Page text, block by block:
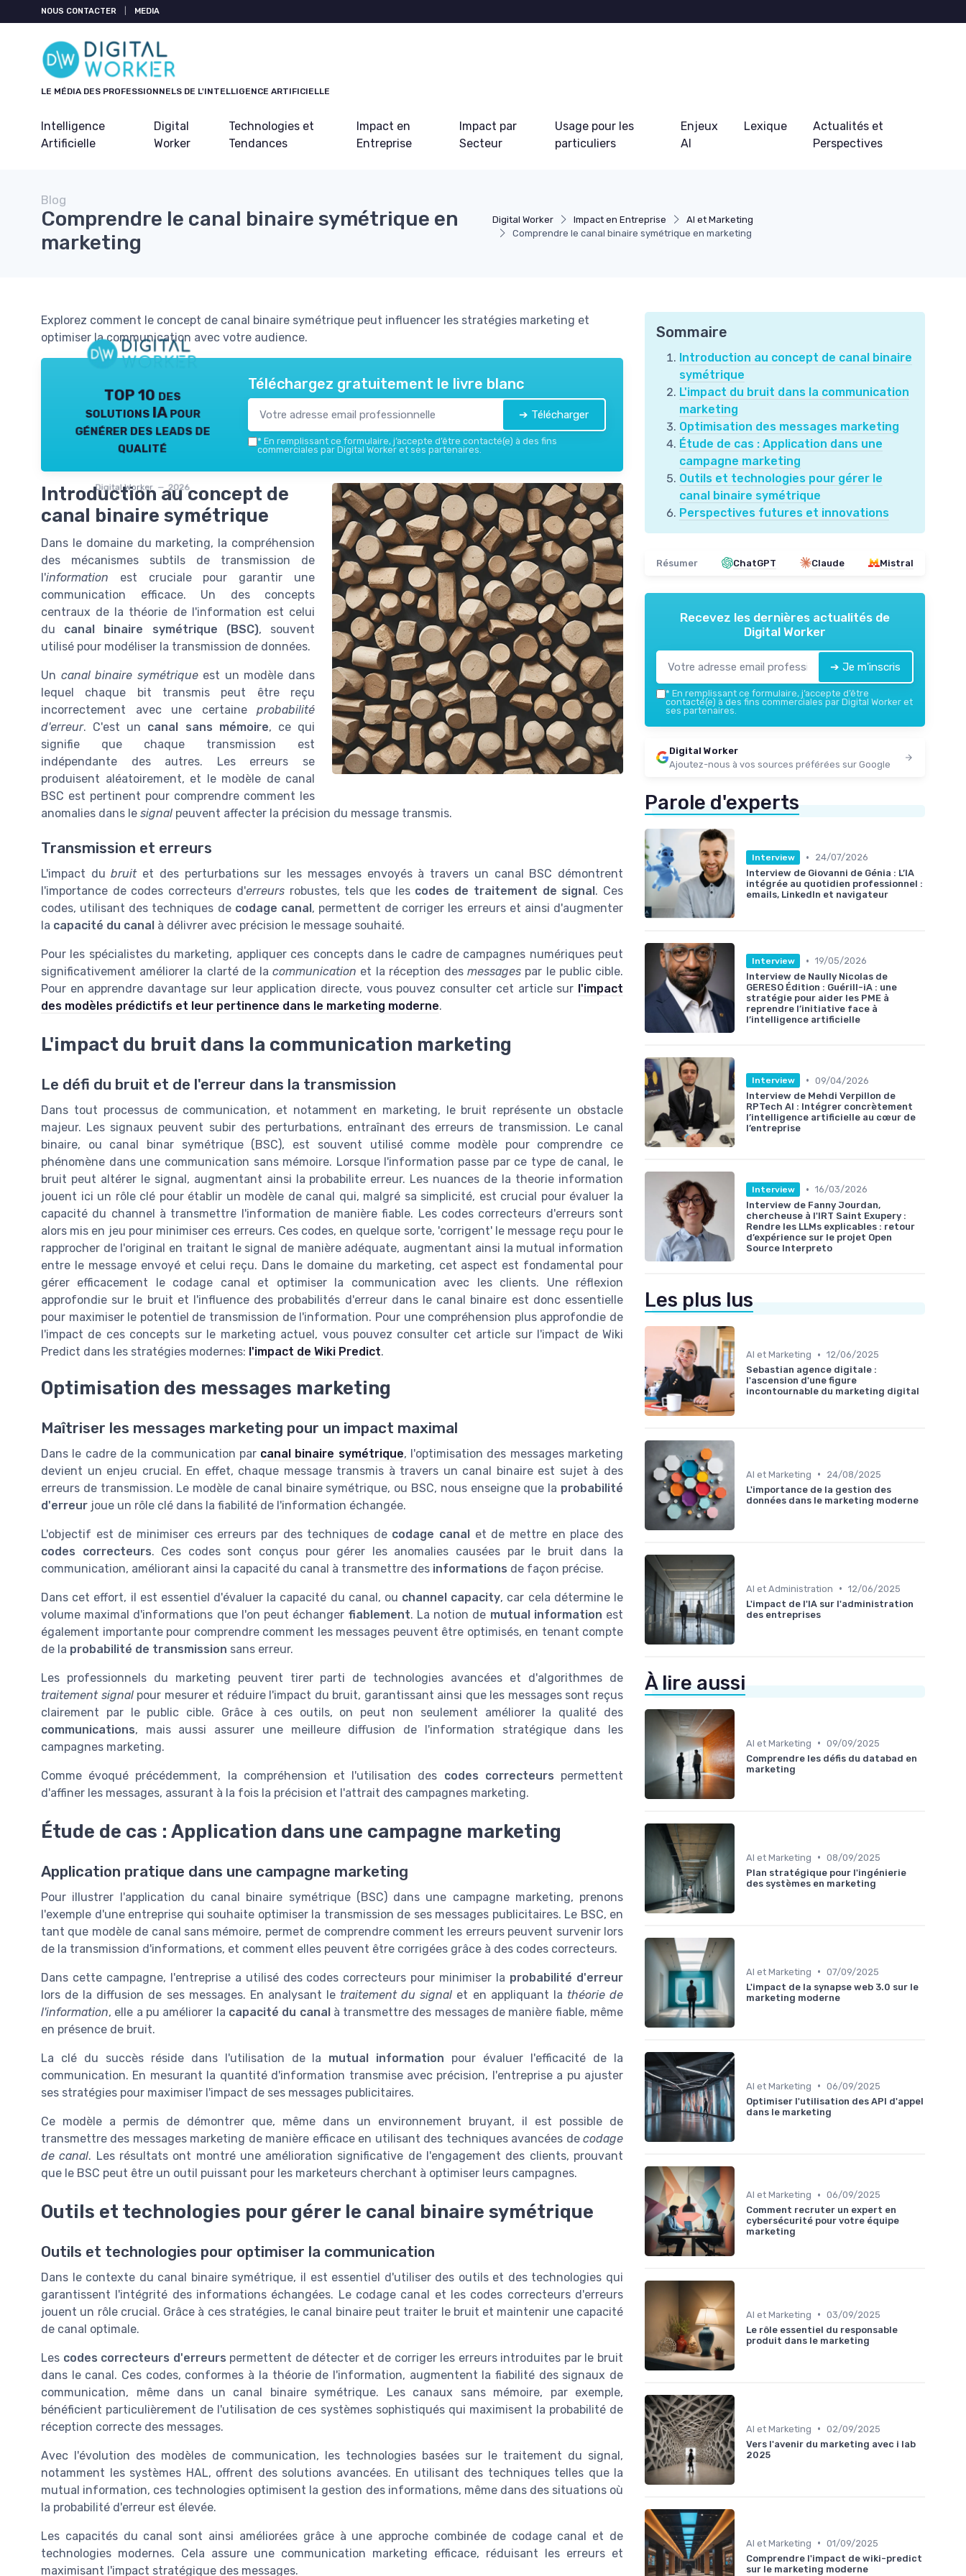
NOUS CONTACTER MEDIA
LE MÉDIA DES PROFESSIONNELS DE L'INTELLIGENCE ARTIFICIELLE
Intelligence
Artificielle
Digital
Worker
Technologies et
Tendances
Impact en
Entreprise
Impact par
Secteur
Usage pour les
particuliers
Enjeux
AI
Lexique
Actualités et
Perspectives
Digital Worker Impact en Entreprise
AI et Marketing
Comprendre le canal binaire symétrique en marketing
Blog
Comprendre le canal binaire symétrique en
marketing
Explorez comment le concept de canal binaire symétrique peut influencer les stratégies marketing et
optimiser la communication avec votre audience.
TOP 10 des
solutions IA pour
générer des leads de
qualité
Digital Worker — 2026
Téléchargez gratuitement le livre blanc
➔ Télécharger
* En remplissant ce formulaire, j’accepte d’être contacté(e) à des fins
commerciales par Digital Worker et ses partenaires.
Introduction au concept de
canal binaire symétrique
Dans le domaine du marketing, la compréhension
des mécanismes subtils de transmission de
l'information est cruciale pour garantir une
communication efficace. Un des concepts
centraux de la théorie de l'information est celui
du canal binaire symétrique (BSC), souvent
utilisé pour modéliser la transmission de données.
Un canal binaire symétriqueest un modèle dans
lequel chaque bit transmis peut être reçu
incorrectement avec une certaine probabilité
d'erreur. C'est un canal sans mémoire, ce qui
signifie que chaque transmission est
indépendante des autres. Les erreurs se
produisent aléatoirement, et le modèle de canal
BSC est pertinent pour comprendre comment les
anomalies dans le signal peuvent affecter la précision du message transmis.
Transmission et erreurs
L'impact dubruitet des perturbations sur les messages envoyés à travers un canal BSC démontrent
l'importance de codes correcteurs d'erreursrobustes, tels que les codes de traitement de signal. Ces
codes, utilisant des techniques de codage canal, permettent de corriger les erreurs et ainsi d'augmenter
la capacité du canal à délivrer avec précision le message souhaité.
Pour les spécialistes du marketing, appliquer ces concepts dans le cadre de campagnes numériques peut
significativement améliorer la clarté de lacommunication et la réception desmessages par le public cible.
Pour en apprendre davantage sur leur application directe, vous pouvez consulter cet article sur l'impact
des modèles prédictifs et leur pertinence dans le marketing moderne.
L'impact du bruit dans la communication marketing
Le défi du bruit et de l'erreur dans la transmission
Dans tout processus de communication, et notamment en marketing, le bruit représente un obstacle
majeur. Les signaux peuvent subir des perturbations, entraînant des erreurs de transmission. Le canal
binaire, ou canal binar symétrique (BSC), est souvent utilisé comme modèle pour comprendre ce
phénomène dans une communication sans mémoire. Lorsque l'information passe par ce type de canal, le
bruit peut altérer le signal, augmentant ainsi la probabilite erreur. Les nuances de la theorie information
jouent ici un rôle clé pour établir un modèle de canal qui, malgré sa simplicité, est crucial pour évaluer la
capacité du channel à transmettre l'information de manière fiable. Les codes correcteurs d'erreurs sont
alors mis en jeu pour minimiser ces erreurs. Ces codes, en quelque sorte, 'corrigent' le message reçu pour le
rapprocher de l'original en traitant le signal de manière adéquate, augmentant ainsi la mutual information
entre le message envoyé et celui reçu. Dans le domaine du marketing, cet aspect est fondamental pour
gérer efficacement le codage canal et optimiser la communication avec les clients. Une réflexion
approfondie sur le bruit et l'influence des probabilités d'erreur dans le canal binaire est donc essentielle
pour maximiser le potentiel de transmission de l'information. Pour une compréhension plus approfondie de
l'impact de ces concepts sur le marketing actuel, vous pouvez consulter cet article sur l'impact de Wiki
Predict dans les stratégies modernes: l'impact de Wiki Predict.
Optimisation des messages marketing
Maîtriser les messages marketing pour un impact maximal
Dans le cadre de la communication par canal binaire symétrique, l'optimisation des messages marketing
devient un enjeu crucial. En effet, chaque message transmis à travers un canal binaire est sujet à des
erreurs de transmission. Le modèle de canal binaire symétrique, ou BSC, nous enseigne que la probabilité
d'erreur joue un rôle clé dans la fiabilité de l'information échangée.
L'objectif est de minimiser ces erreurs par des techniques de codage canal et de mettre en place des
codes correcteurs. Ces codes sont conçus pour gérer les anomalies causées par le bruit dans la
communication, améliorant ainsi la capacité du canal à transmettre des informations de façon précise.
Dans cet effort, il est essentiel d'évaluer la capacité du canal, ou channel capacity, car cela détermine le
volume maximal d'informations que l'on peut échanger fiablement. La notion de mutual information est
également importante pour comprendre comment les messages peuvent être optimisés, en tenant compte
de la probabilité de transmission sans erreur.
Les professionnels du marketing peuvent tirer parti de technologies avancées et d'algorithmes de
traitement signalpour mesurer et réduire l'impact du bruit, garantissant ainsi que les messages sont reçus
clairement par le public cible. Grâce à ces outils, on peut non seulement améliorer la qualité des
communications, mais aussi assurer une meilleure diffusion de l'information stratégique dans les
campagnes marketing.
Comme évoqué précédemment, la compréhension et l'utilisation des codes correcteurs permettent
d'affiner les messages, assurant à la fois la précision et l'attrait des campagnes marketing.
Étude de cas : Application dans une campagne marketing
Application pratique dans une campagne marketing
Pour illustrer l'application du canal binaire symétrique (BSC) dans une campagne marketing, prenons
l'exemple d'une entreprise qui souhaite optimiser la transmission de ses messages publicitaires. Le BSC, en
tant que modèle de canal sans mémoire, permet de comprendre comment les erreurs peuvent survenir lors
de la transmission d'informations, et comment elles peuvent être corrigées grâce à des codes correcteurs.
Dans cette campagne, l'entreprise a utilisé des codes correcteurs pour minimiser la probabilité d'erreur
lors de la diffusion de ses messages. En analysant le traitement du signal et en appliquant la théorie de
l'information, elle a pu améliorer la capacité du canalà transmettre des messages de manière fiable, même
en présence de bruit.
La clé du succès réside dans l'utilisation de la mutual information pour évaluer l'efficacité de la
communication. En mesurant la quantité d'information transmise avec précision, l'entreprise a pu ajuster
ses stratégies pour maximiser l'impact de ses messages publicitaires.
Ce modèle a permis de démontrer que, même dans un environnement bruyant, il est possible de
transmettre des messages marketing de manière efficace en utilisant des techniques avancées de codage
de canal. Les résultats ont montré une amélioration significative de l'engagement des clients, prouvant
que le BSC peut être un outil puissant pour les marketeurs cherchant à optimiser leurs campagnes.
Outils et technologies pour gérer le canal binaire symétrique
Outils et technologies pour optimiser la communication
Dans le contexte du canal binaire symétrique, il est essentiel d'utiliser des outils et des technologies qui
garantissent l'intégrité des informations échangées. Le codage canal et les codes correcteurs d'erreurs
jouent un rôle crucial. Grâce à ces stratégies, le canal binaire peut traiter le bruit et maintenir une capacité
de canal optimale.
Les codes correcteurs d'erreurs permettent de détecter et de corriger les erreurs introduites par le bruit
dans le canal. Ces codes, conformes à la théorie de l'information, augmentent la fiabilité des signaux de
communication, même dans un canal binaire symétrique. Les canaux sans mémoire, par exemple,
bénéficient particulièrement de l'utilisation de ces systèmes sophistiqués qui maximisent la probabilité de
réception correcte des messages.
Avec l'évolution des modèles de communication, les technologies basées sur le traitement du signal,
notamment les systèmes HAL, offrent des solutions avancées. En utilisant des techniques telles que la
mutual information, ces technologies optimisent la gestion des informations, même dans des situations où
la probabilité d'erreur est élevée.
Les capacités du canal sont ainsi améliorées grâce à une approche combinée de codage canal et de
technologies modernes. Cela assure une communication marketing efficace, réduisant les erreurs et
maximisant l'impact stratégique des messages.
Sommaire
Introduction au concept de canal binaire
symétrique
L'impact du bruit dans la communication
marketing
Optimisation des messages marketing
Étude de cas : Application dans une
campagne marketing
Outils et technologies pour gérer le
canal binaire symétrique
Perspectives futures et innovations
Résumer ChatGPT Claude Mistral
Recevez les dernières actualités de
Digital Worker
➔ Je m'inscris
* En remplissant ce formulaire, j’accepte d’être
contacté(e) à des fins commerciales par Digital Worker et
ses partenaires.
Digital Worker
Ajoutez-nous à vos sources préférées sur Google
Parole d'experts
Interview •
24/07/2026
Interview de Giovanni de Génia : L’IA
intégrée au quotidien professionnel :
emails, LinkedIn et navigateur
Interview • 19/05/2026
Interview de Naully Nicolas de
GERESO Édition : Guérill-iA : une
stratégie pour aider les PME à
reprendre l’initiative face à
l’intelligence artificielle
Interview • 09/04/2026
Interview de Mehdi Verpillon de
RPTech AI : Intégrer concrètement
l’intelligence artificielle au cœur de
l’entreprise
Interview • 16/03/2026
Interview de Fanny Jourdan,
chercheuse à l'IRT Saint Exupery :
Rendre les LLMs explicables : retour
d’expérience sur le projet Open
Source Interpreto
Les plus lus
AI et Marketing • 12/06/2025
Sebastian agence digitale :
l'ascension d'une figure
incontournable du marketing digital
AI et Marketing •
24/08/2025
L'importance de la gestion des
données dans le marketing moderne
AI et Administration • 12/06/2025
L'impact de l'IA sur l'administration
des entreprises
À lire aussi
AI et Marketing • 09/09/2025
Comprendre les défis du databad en
marketing
AI et Marketing • 08/09/2025
Plan stratégique pour l'ingénierie
des systèmes en marketing
AI et Marketing • 07/09/2025
L'impact de la synapse web 3.0 sur le
marketing moderne
AI et Marketing • 06/09/2025
Optimiser l'utilisation des API d'appel
dans le marketing
AI et Marketing • 06/09/2025
Comment recruter un expert en
cybersécurité pour votre équipe
marketing
AI et Marketing • 03/09/2025
Le rôle essentiel du responsable
produit dans le marketing
AI et Marketing • 02/09/2025
Vers l'avenir du marketing avec i lab
2025
AI et Marketing • 01/09/2025
Comprendre l'impact de wiki-predict
sur le marketing moderne
Panneau de gestion des cookies